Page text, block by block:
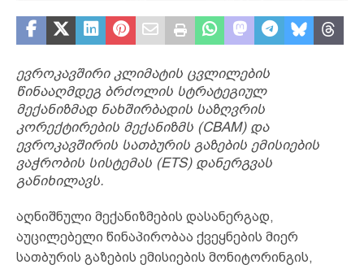
ევროკავშირი კლიმატის ცვლილების
წინააღმდეგ ბრძოლის სტრატეგიულ
მექანიზმად ნახშირბადის საზღვრის
კორექტირების მექანიზმს (CBAM) და
ევროკავშირის სათბურის გაზების ემისიების
ვაჭრობის სისტემას (ETS) დანერგვას
განიხილავს.
აღნიშნული მექანიზმების დასანერგად,
აუცილებელი წინაპირობაა ქვეყნების მიერ
სათბურის გაზების ემისიების მონიტორინგის,